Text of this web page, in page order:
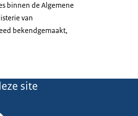
binnen de Algemene
van
bekendgemaakt,
site